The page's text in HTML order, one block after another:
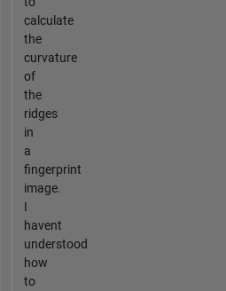
calculate
the
curvature
of
the
ridges
in
a
fingerprint
image.
I
havent
understood
how
to